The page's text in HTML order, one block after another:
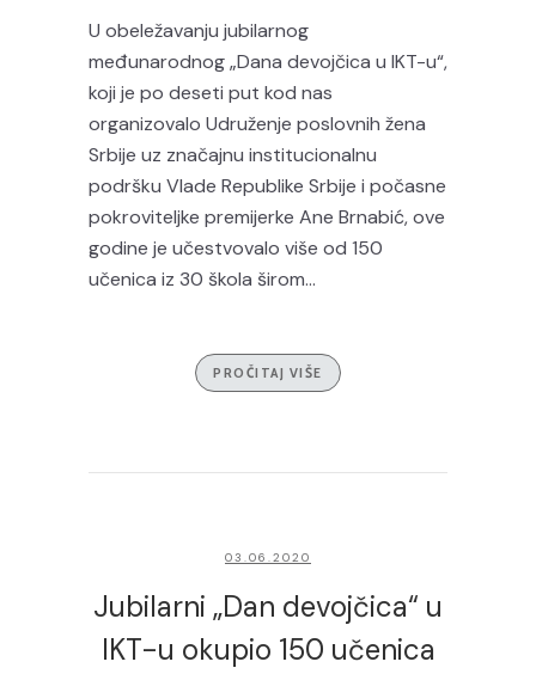
U obeležavanju jubilarnog
međunarodnog „Dana devojčica u IKT-u“,
koji je po deseti put kod nas
organizovalo Udruženje poslovnih žena
Srbije uz značajnu institucionalnu
podršku Vlade Republike Srbije i počasne
pokroviteljke premijerke Ane Brnabić, ove
godine je učestvovalo više od 150
učenica iz 30 škola širom...
PROČITAJ VIŠE
03.06.2020
Jubilarni „Dan devojčica“ u
IKT-u okupio 150 učenica